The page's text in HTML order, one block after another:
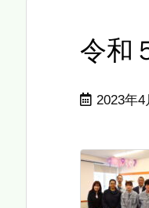
令和
2023年4